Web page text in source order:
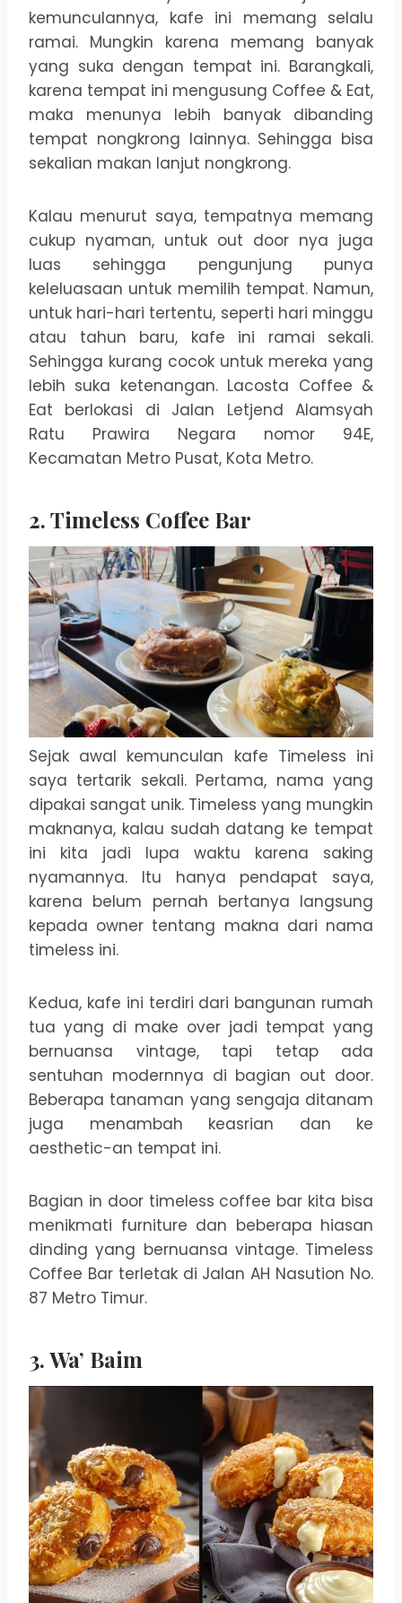
kemunculannya, kafe ini memang selalu
ramai. Mungkin karena memang banyak
yang suka dengan tempat ini. Barangkali,
karena tempat ini mengusung Coffee & Eat,
maka menunya lebih banyak dibanding
tempat nongkrong lainnya. Sehingga bisa
sekalian makan lanjut nongkrong.
Kalau menurut saya, tempatnya memang
cukup nyaman, untuk out door nya juga
luas sehingga pengunjung punya
keleluasaan untuk memilih tempat. Namun,
untuk hari-hari tertentu, seperti hari minggu
atau tahun baru, kafe ini ramai sekali.
Sehingga kurang cocok untuk mereka yang
lebih suka ketenangan. Lacosta Coffee &
Eat berlokasi di Jalan Letjend Alamsyah
Ratu Prawira Negara nomor 94E,
Kecamatan Metro Pusat, Kota Metro.
2. Timeless Coffee Bar
Sejak awal kemunculan kafe Timeless ini
saya tertarik sekali. Pertama, nama yang
dipakai sangat unik. Timeless yang mungkin
maknanya, kalau sudah datang ke tempat
ini kita jadi lupa waktu karena saking
nyamannya. Itu hanya pendapat saya,
karena belum pernah bertanya langsung
kepada owner tentang makna dari nama
timeless ini.
Kedua, kafe ini terdiri dari bangunan rumah
tua yang di make over jadi tempat yang
bernuansa vintage, tapi tetap ada
sentuhan modernnya di bagian out door.
Beberapa tanaman yang sengaja ditanam
juga menambah keasrian dan ke
aesthetic-an tempat ini.
Bagian in door timeless coffee bar kita bisa
menikmati furniture dan beberapa hiasan
dinding yang bernuansa vintage. Timeless
Coffee Bar terletak di Jalan AH Nasution No.
87 Metro Timur.
3. Wa’ Baim